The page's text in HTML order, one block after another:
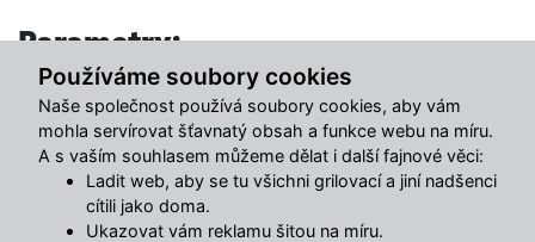
Používáme soubory cookies
Naše společnost používá soubory cookies, aby vám
mohla servírovat šťavnatý obsah a funkce webu na míru.
A s vaším souhlasem můžeme dělat i další fajnové věci:
Ladit web, aby se tu všichni grilovací a jiní nadšenci
cítili jako doma.
Ukazovat vám reklamu šitou na míru.
Parametry:
Multifunčkní využití!
Průměr 36 cm
Výška 10 cm
Hmotnost: 5 kg